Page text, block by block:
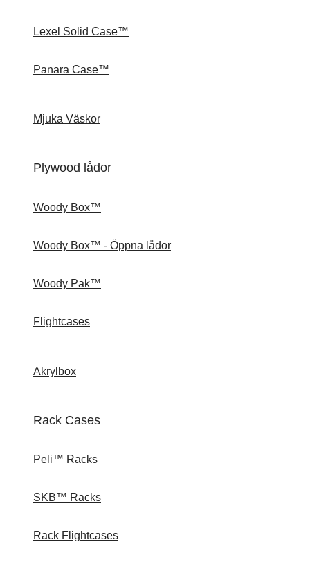
Lexel Solid Case™
Panara Case™
Mjuka Väskor
Plywood lådor
Woody Box™
Woody Box™ - Öppna lådor
Woody Pak™
Flightcases
Akrylbox
Rack Cases
Peli™ Racks
SKB™ Racks
Rack Flightcases